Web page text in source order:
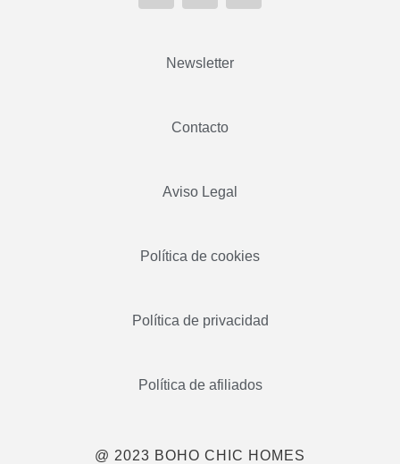
Newsletter
Contacto
Aviso Legal
Política de cookies
Política de privacidad
Política de afiliados
@ 2023 BOHO CHIC HOMES